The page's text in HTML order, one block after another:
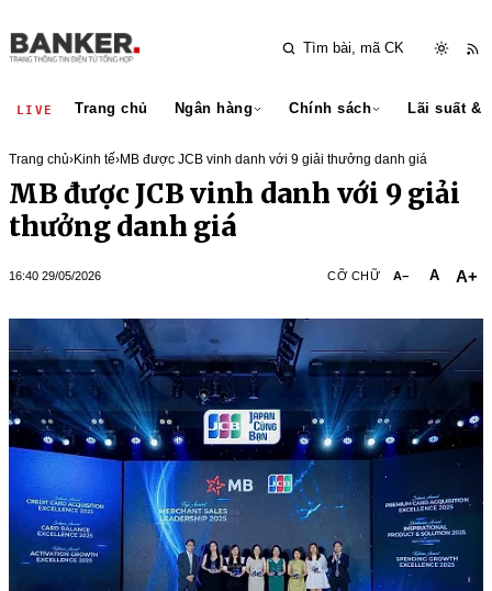
LIVE Trang chủ Ngân hàng Chính sách Lãi suất &
Trang chủ›Kinh tế›MB được JCB vinh danh với 9 giải thưởng danh giá
MB được JCB vinh danh với 9 giải
thưởng danh giá
16:40 29/05/2026 CỠ CHỮ A− A A+